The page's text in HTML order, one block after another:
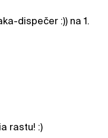
dispečer :)) na 1.
rastu! :)